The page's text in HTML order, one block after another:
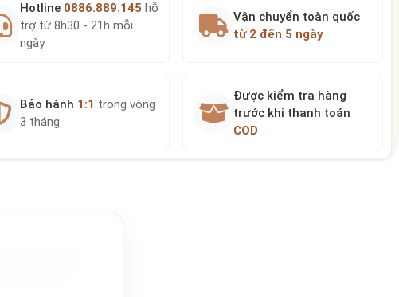
Hotline 0886.889.145 hỗ
trợ từ 8h30 - 21h mỗi
ngày
Vận chuyển toàn quốc
từ 2 đến 5 ngày
Bảo hành 1:1 trong vòng
3 tháng
Được kiểm tra hàng
trước khi thanh toán
COD